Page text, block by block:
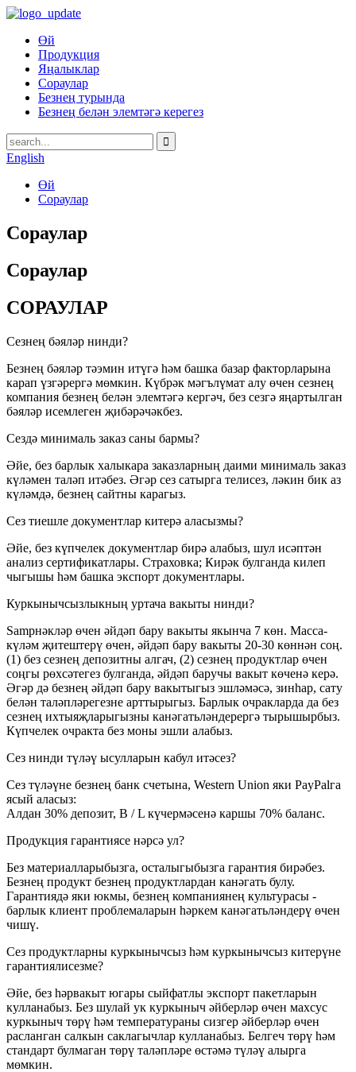
Өй
Продукция
Яңалыклар
Сораулар
Безнең турында
Безнең белән элемтәгә керегез
English
Өй
Сораулар
Сораулар
Сораулар
СОРАУЛАР
Сезнең бәяләр нинди?
Безнең бәяләр тәэмин итүгә һәм башка базар факторларына
карап үзгәрергә мөмкин. Күбрәк мәгълүмат алу өчен сезнең
компания безнең белән элемтәгә кергәч, без сезгә яңартылган
бәяләр исемлеген җибәрәчәкбез.
Сездә минималь заказ саны бармы?
Әйе, без барлык халыкара заказларның даими минималь заказ
күләмен таләп итәбез. Әгәр сез сатырга телисез, ләкин бик аз
күләмдә, безнең сайтны карагыз.
Сез тиешле документлар китерә аласызмы?
Әйе, без күпчелек документлар бирә алабыз, шул исәптән
анализ сертификатлары. Страховка; Кирәк булганда килеп
чыгышы һәм башка экспорт документлары.
Куркынычсызлыкның уртача вакыты нинди?
Samрнәкләр өчен әйдәп бару вакыты якынча 7 көн. Масса-
күләм җитештерү өчен, әйдәп бару вакыты 20-30 көннән соң.
(1) без сезнең депозитны алгач, (2) сезнең продуктлар өчен
соңгы рөхсәтегез булганда, әйдәп баручы вакыт көченә керә.
Әгәр дә безнең әйдәп бару вакытыгыз эшләмәсә, зинһар, сату
белән таләпләрегезне арттырыгыз. Барлык очракларда да без
сезнең ихтыяҗларыгызны канәгатьләндерергә тырышырбыз.
Күпчелек очракта без моны эшли алабыз.
Сез нинди түләү ысулларын кабул итәсез?
Сез түләүне безнең банк счетына, Western Union яки PayPalга
ясый аласыз:
Алдан 30% депозит, B / L күчермәсенә каршы 70% баланс.
Продукция гарантиясе нәрсә ул?
Без материалларыбызга, осталыгыбызга гарантия бирәбез.
Безнең продукт безнең продуктлардан канәгать булу.
Гарантиядә яки юкмы, безнең компаниянең культурасы -
барлык клиент проблемаларын һәркем канәгатьләндерү өчен
чишү.
Сез продуктларны куркынычсыз һәм куркынычсыз китерүне
гарантиялисезме?
Әйе, без һәрвакыт югары сыйфатлы экспорт пакетларын
кулланабыз. Без шулай ук ​​куркыныч әйберләр өчен махсус
куркыныч төрү һәм температураны сизгер әйберләр өчен
расланган салкын саклагычлар кулланабыз. Белгеч төрү һәм
стандарт булмаган төрү таләпләре өстәмә түләү алырга
мөмкин.